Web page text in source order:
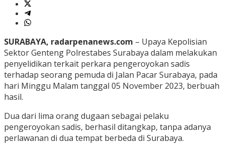
SURABAYA, radarpenanews.com – Upaya Kepolisian
Sektor Genteng Polrestabes Surabaya dalam melakukan
penyelidikan terkait perkara pengeroyokan sadis
terhadap seorang pemuda di Jalan Pacar Surabaya, pada
hari Minggu Malam tanggal 05 November 2023, berbuah
hasil.
Dua dari lima orang dugaan sebagai pelaku
pengeroyokan sadis, berhasil ditangkap, tanpa adanya
perlawanan di dua tempat berbeda di Surabaya.